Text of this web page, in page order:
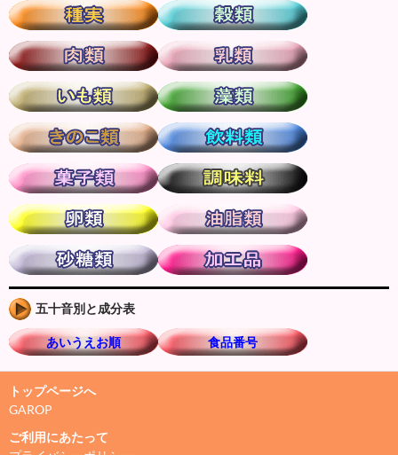
五十音別と成分表
あいうえお順 食品番号
トップページへ
GAROP
ご利用にあたって